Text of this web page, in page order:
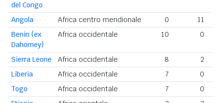
del Congo
Angola Africa centro meridionale 0
11
Benin (ex
Dahomey)
Africa occidentale 10 0
Sierra Leone Africa occidentale 8
2
Liberia
Africa occidentale 7
0
Togo
Africa occidentale 7
0